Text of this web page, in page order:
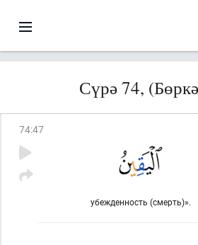
Сүрә 74,
74:47
убежденность (смерть)».